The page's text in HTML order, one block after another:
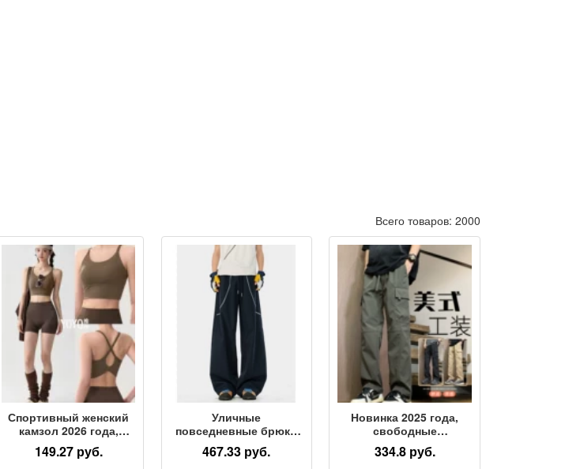
Всего товаров: 2000
Спортивный женский
камзол 2026 года,
новый стиль, с
накладкой на грудь,
149.27 руб.
Уличные
повседневные брюки
для альпинизма от
Hasselblad line,
467.33 руб.
Новинка 2025 года,
свободные
спортивные прямые
уличные штурмовые
334.8 руб.